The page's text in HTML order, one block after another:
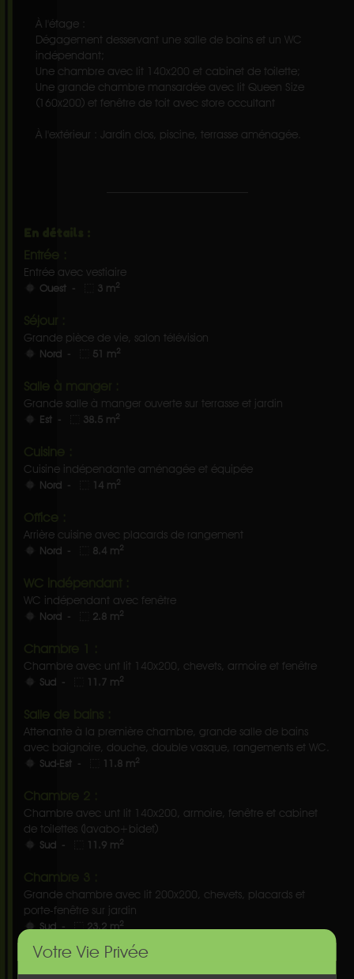
Votre Vie Privée
À l'étage :
Dégagement desservant une salle de bains et un WC
indépendant;
Une chambre avec lit 140x200 et cabinet de toilette;
Une grande chambre mansardée avec lit Queen Size
(160x200) et fenêtre de toit avec store occultant
À l'extérieur : Jardin clos, piscine, terrasse aménagée.
En détails :
Entrée :
Entrée avec vestiaire
Ouest -
3 m2
Séjour :
Grande pièce de vie, salon télévision
Nord -
51 m2
Salle à manger :
Grande salle à manger ouverte sur terrasse et jardin
Est -
38.5 m2
Cuisine :
Cuisine indépendante aménagée et équipée
Nord -
14 m2
Office :
Arrière cuisine avec placards de rangement
Nord -
8.4 m2
WC indépendant :
WC indépendant avec fenêtre
Nord -
2.8 m2
Chambre 1 :
Chambre avec unt lit 140x200, chevets, armoire et fenêtre
Sud -
11.7 m2
Salle de bains :
Attenante à la première chambre, grande salle de bains
avec baignoire, douche, double vasque, rangements et WC.
Sud-Est -
11.8 m2
Chambre 2 :
Chambre avec unt lit 140x200, armoire, fenêtre et cabinet
de toilettes (lavabo+bidet)
Sud -
11.9 m2
Chambre 3 :
Grande chambre avec lit 200x200, chevets, placards et
porte-fenêtre sur jardin
Sud -
23.2 m2
Salle d'eau :
Sall d'eau avec grande douche, double vasque, fenêtres,